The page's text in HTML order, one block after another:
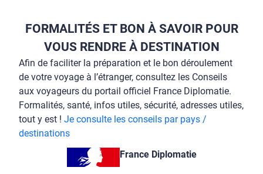
FORMALITÉS ET BON À SAVOIR POUR
VOUS RENDRE À DESTINATION
Afin de faciliter la préparation et le bon déroulement
de votre voyage à l’étranger, consultez les Conseils
aux voyageurs du portail officiel France Diplomatie.
Formalités, santé, infos utiles, sécurité, adresses utiles,
tout y est ! Je consulte les conseils par pays /
destinations
France Diplomatie